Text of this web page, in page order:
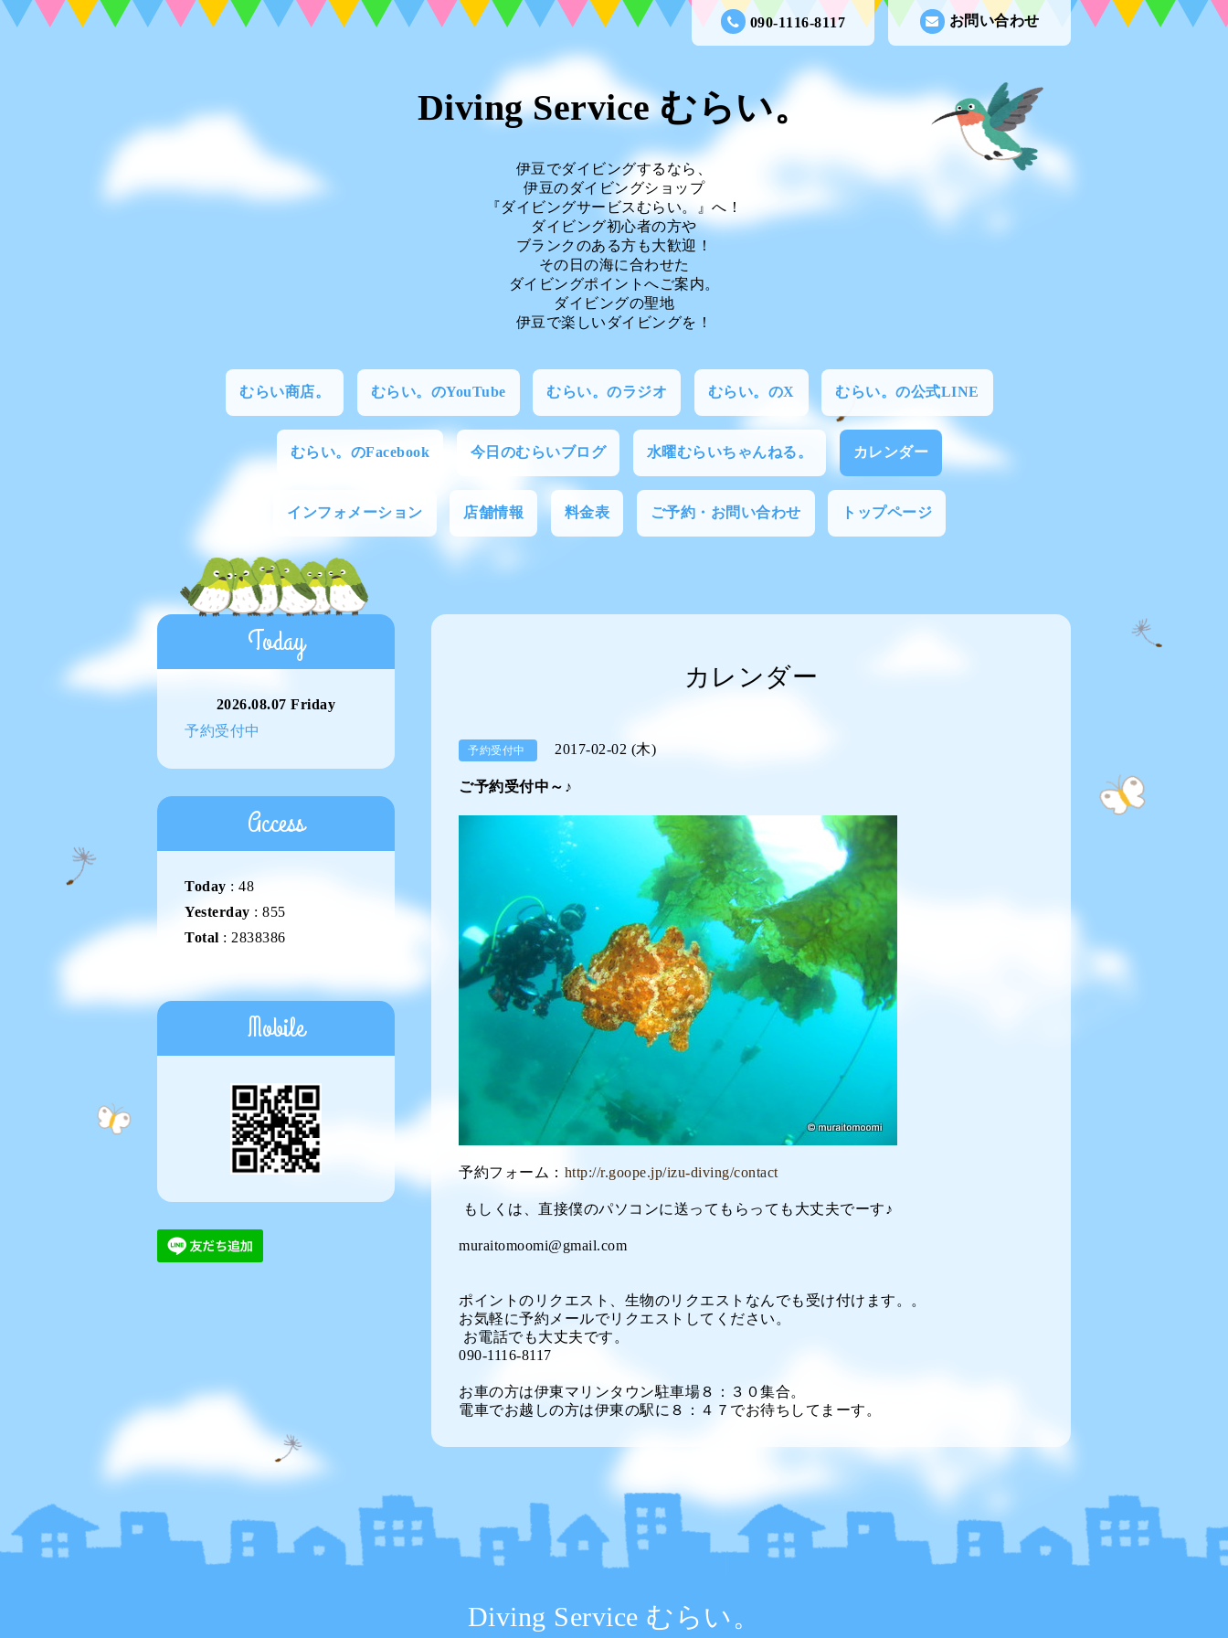
お問い合わせ
090-1116-8117
Diving Service むらい。
伊豆でダイビングするなら、
伊豆のダイビングショップ
『ダイビングサービスむらい。』へ！
ダイビング初心者の方や
ブランクのある方も大歓迎！
その日の海に合わせた
ダイビングポイントへご案内。
ダイビングの聖地
伊豆で楽しいダイビングを！
むらい商店。 むらい。のYouTube むらい。のラジオ むらい。のX むらい。の公式LINE
むらい。のFacebook 今日のむらいブログ 水曜むらいちゃんねる。 カレンダー
インフォメーション 店舗情報 料金表 ご予約・お問い合わせ トップページ
カレンダー
予約受付中 2017-02-02 (木)
ご予約受付中～♪
予約フォーム： http://r.goope.jp/izu-diving/contact
もしくは、直接僕のパソコンに送ってもらっても大丈夫でーす♪
muraitomoomi@gmail.com
ポイントのリクエスト、生物のリクエストなんでも受け付けます。。
お気軽に予約メールでリクエストしてください。
お電話でも大丈夫です。
090-1116-8117
お車の方は伊東マリンタウン駐車場８：３０集合。
電車でお越しの方は伊東の駅に８：４７でお待ちしてまーす。
Today
2026.08.07 Friday
予約受付中
Access
Today : 48
Yesterday : 855
Total : 2838386
Mobile
Diving Service むらい。